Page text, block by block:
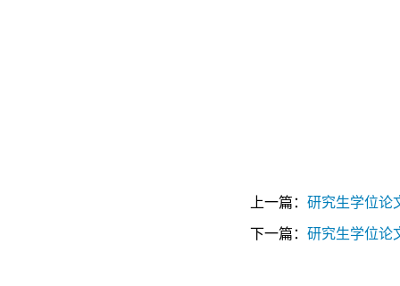
上一篇： 研究生学位论
下一篇： 研究生学位论